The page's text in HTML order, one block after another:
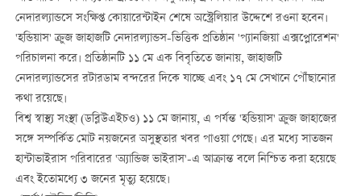
নেদারল্যান্ডসে সংক্ষিপ্ত কোয়ারেন্টাইন শেষে অস্ট্রেলিয়ার উদ্দেশে রওনা হবেন।
'হন্ডিয়াস' ক্রুজ জাহাজটি নেদারল্যান্ডস-ভিত্তিক প্রতিষ্ঠান 'প্যানজিয়া এক্সপ্লোরেশন'
পরিচালনা করে। প্রতিষ্ঠানটি ১১ মে এক বিবৃতিতে জানায়, জাহাজটি
নেদারল্যান্ডসের রটারডাম বন্দরের দিকে যাচ্ছে এবং ১৭ মে সেখানে পৌঁছানোর
কথা রয়েছে।
বিশ্ব স্বাস্থ্য সংস্থা (ডব্লিউএইচও) ১১ মে জানায়, এ পর্যন্ত 'হন্ডিয়াস' ক্রুজ জাহাজের
সঙ্গে সম্পর্কিত মোট নয়জনের অসুস্থতার খবর পাওয়া গেছে। এর মধ্যে সাতজন
হান্টাভাইরাস পরিবারের 'অ্যান্ডিজ ভাইরাস'-এ আক্রান্ত বলে নিশ্চিত করা হয়েছে
এবং ইতোমধ্যে ৩ জনের মৃত্যু হয়েছে।